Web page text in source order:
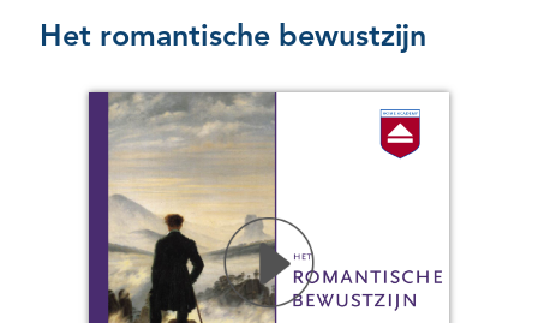
Het romantische bewustzijn